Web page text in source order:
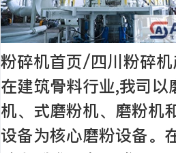
粉碎机首页/四川粉碎
在建筑骨料行业,我司以
机、式磨粉机、磨粉机
设备为核心磨粉设备。